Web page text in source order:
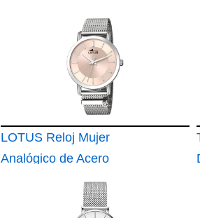
LOTUS Reloj Mujer
Analógico de Acero
Inoxidable 316l